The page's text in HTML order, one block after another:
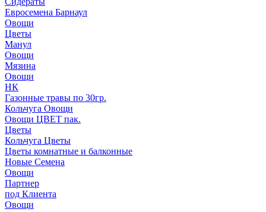
Евросемена Барнаул
Овощи
Цветы
Манул
Овощи
Мязина
Овощи
НК
Газонные травы по 30гр.
Кольчуга Овощи
Овощи ЦВЕТ пак.
Цветы
Кольчуга Цветы
Цветы комнатные и балконные
Новые Семена
Овощи
Партнер
под Клиента
Овощи